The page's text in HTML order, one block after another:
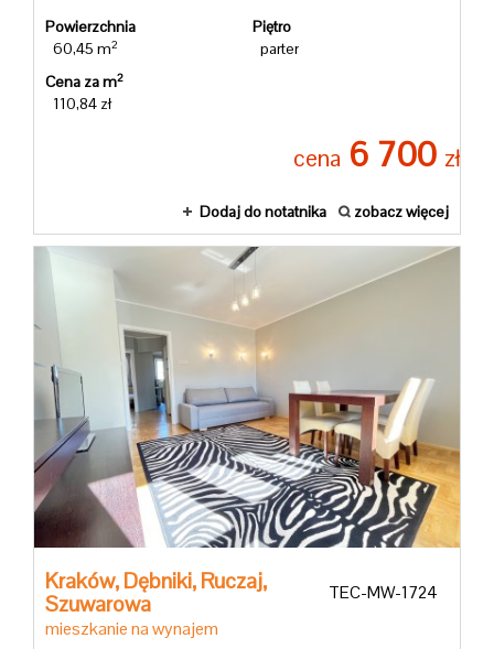
Powierzchnia
60,45 m2
Piętro
parter
Cena za m2
110,84 zł
cena 6 700 zł
Dodaj do notatnika zobacz więcej
Kraków, Dębniki, Ruczaj,
Szuwarowa
mieszkanie na wynajem
TEC-MW-1724